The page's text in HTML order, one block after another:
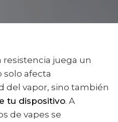
resistencia juega un
afecta
del vapor, sino también
tu dispositivo. A
de vapes se